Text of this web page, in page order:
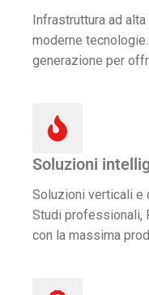
Infrastruttura ad
moderne
generazione per
Soluzioni
Soluzioni verticali e
Studi professionali,
con la massima